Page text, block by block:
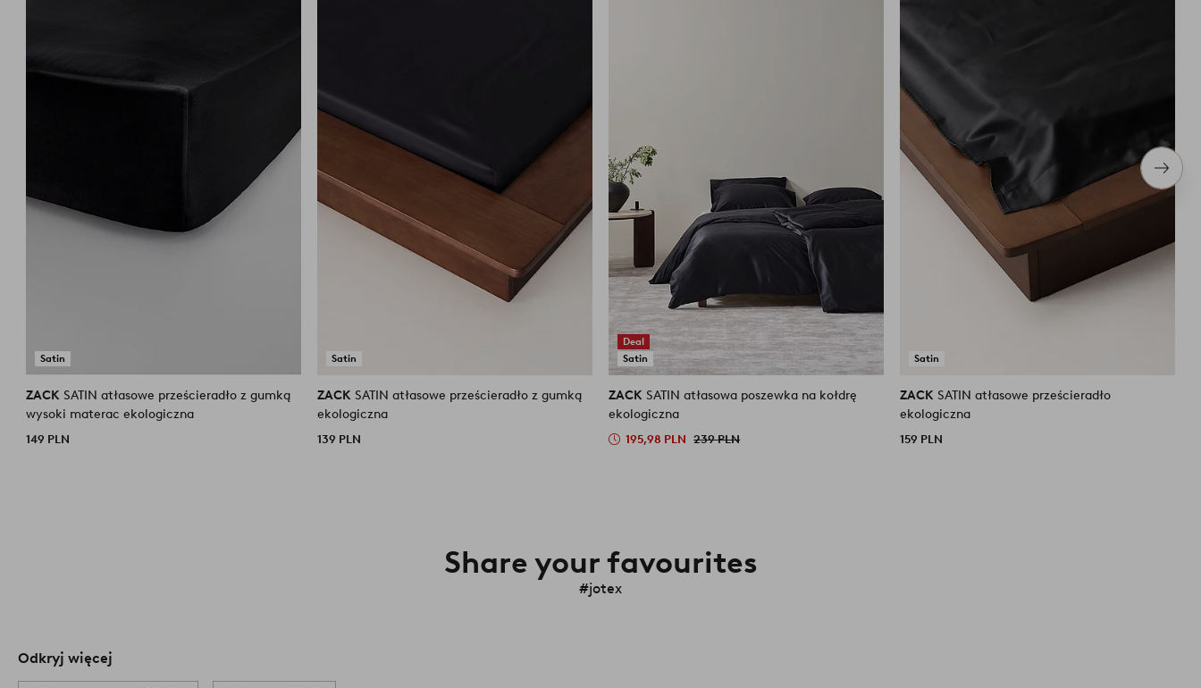
Satin
ZACK SATIN atłasowe prześcieradło z gumką
wysoki materac ekologiczna
149 PLN
Satin
ZACK SATIN atłasowe prześcieradło z gumką
ekologiczna
139 PLN
Deal
Satin
ZACK SATIN atłasowa poszewka na kołdrę
ekologiczna
195,98 PLN 239 PLN
Satin
ZACK SATIN atłasowe prześcieradło
ekologiczna
159 PLN
Share your favourites
#jotex
Odkryj więcej